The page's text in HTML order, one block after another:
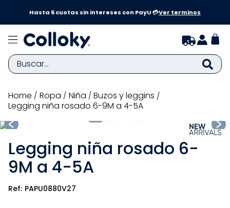
Hasta 6 cuotas sin intereses con PayU 💳Ver terminos
Buscar...
ropa niña
buzos y leggins
Legging niña rosado 6-9M a 4-5A
Legging niña rosado 6-
9M a 4-5A
PAPU0880V27
TÉRMINOS MÁS BUSCADOS
1.
zapatillas niña
2.
3
medias
4.
sandalias